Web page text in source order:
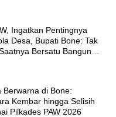
Ingatkan Pentingnya
Desa, Bupati Bone: Tak
Bersatu Bangun
Berwarna di Bone:
Kembar hingga Selisih
Pilkades PAW 2026